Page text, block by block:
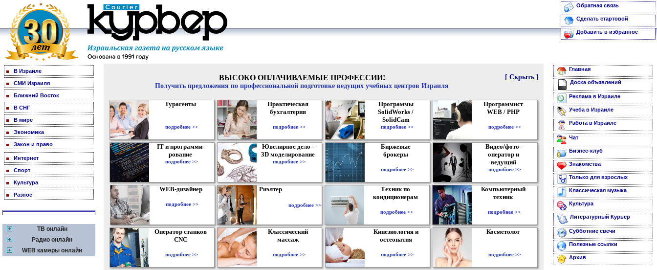
Обратная связь
Сделать стартовой
Добавить в избранное
В Израиле
СМИ Израиля
Ближний Восток
В СНГ
В мире
Экономика
Закон и право
Интернет
Спорт
Культура
Разное
ТВ онлайн
Радио онлайн
WEB камеры онлайн
[ Скрыть ]
ВЫСОКО ОПЛАЧИВАЕМЫЕ ПРОФЕССИИ!
Получить предложения по профессиональной подготовке ведущих учебных центров Израиля
Турагенты
подробнее >>
Практическая
бухгалтерия
подробнее >>
Программы
SolidWorks /
SolidCam
подробнее >>
Программист
WEB / PHP
подробнее >>
IT и программи-
рование
подробнее >>
Ювелирное дело -
3D моделирование
подробнее >>
Биржевые
брокеры
подробнее >>
Видео/фото-
оператор и
ведущий
подробнее >>
WEB-дизайнер
подробнее >>
Риэлтер
подробнее >>
Техник по
кондиционерам
подробнее >>
Компьютерный
техник
подробнее >>
Оператор станков
CNC
подробнее >>
Классический
массаж
подробнее >>
Кинезиология и
остеопатия
подробнее >>
Косметолог
подробнее >>
Главная
Доска объявлений
Реклама в Израиле
Учеба в Израиле
Работа в Израиле
Чат
Бизнес-клуб
Знакомства
Только для взрослых
Классическая музыка
Культура
Литературный Курьер
Субботние свечи
Полезные ссылки
Архив